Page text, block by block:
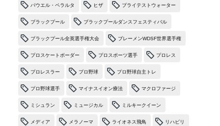
パウエル・ペラルタ ヒザ ブライテストウォーター
ブラックプール ブラックプールダンスフェスティバル
ブラックプール全英選手権大会 ブレーメンWDSF世界選手権
プロスケートボーダー プロスポーツ選手 プロレス
プロレスラー プロ野球 プロ野球自主トレ
プロ野球選手 マイナスイオン療法 マクロファージ
ミシュラン ミュージカル ミルキークイーン
メディア メラノーマ ライオネス飛鳥 リハビリ